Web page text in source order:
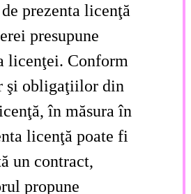
prezenta licenţă
presupune
licenţei. Conform
şi obligaţiilor din
în măsura în
licenţă poate fi
un contract,
propune